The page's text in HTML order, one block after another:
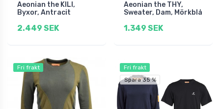
Aeonian the KILI,
Byxor, Antracit
2.449 SEK
Aeonian the THY,
Sweater, Dam, Mörkblå
1.349 SEK
Fri frakt
Fri frakt
Spara 35 %